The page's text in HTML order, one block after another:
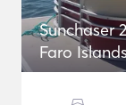
Sunchaser
Faro